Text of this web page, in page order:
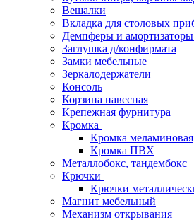
Вешалки
Вкладка для столовых
Демпферы и
Заглушка д/конфирмата
Замки мебельные
Зеркалодержатели
Консоль
Корзина навесная
Крепежная фурнитура
Кромка
Кромка меламиновая
Кромка ПВХ
Металлобокс, тандембокс
Крючки
Крючки
Магнит мебельный
Механизм открывания